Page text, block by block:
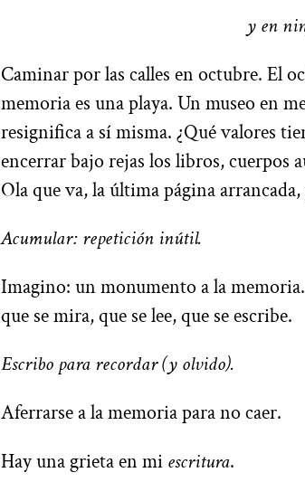
y en
Caminar por las calles en octubre. El
memoria es una playa. Un museo en
resignifica a sí misma. ¿Qué valores
encerrar bajo rejas los libros, cuerpos
Ola que va, la última página
Acumular: repetición inútil.
Imagino: un monumento a la
que se mira, que se lee, que se escribe.
Escribo para recordar (y olvido).
Aferrarse a la memoria para no caer.
Hay una grieta en mi escritura.